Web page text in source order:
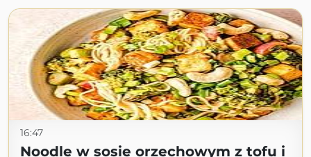
16:47
Noodle w sosie orzechowym z tofu i